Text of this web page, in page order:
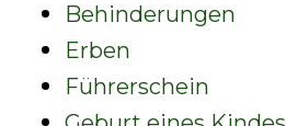
Behinderungen
Erben
Führerschein